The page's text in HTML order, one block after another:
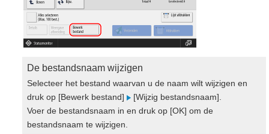
De bestandsnaam wijzigen
Selecteer het bestand waarvan u de naam wilt wijzigen en
druk op [Bewerk bestand]
[Wijzig bestandsnaam].
Voer de bestandsnaam in en druk op [OK] om de
bestandsnaam te wijzigen.